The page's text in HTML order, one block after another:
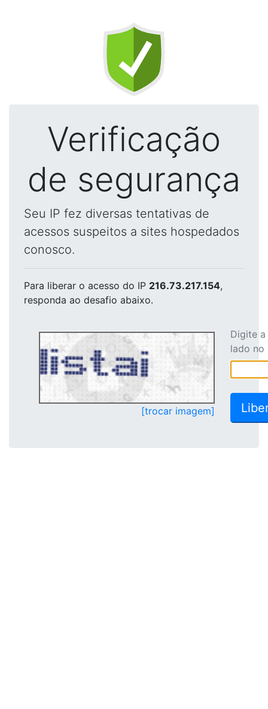
Verificação
de segurança
Seu IP fez diversas tentativas de
acessos suspeitos a sites hospedados
conosco.
Para liberar o acesso do IP 216.73.217.154,
responda ao desafio abaixo.
[trocar imagem]
Digite
lado no